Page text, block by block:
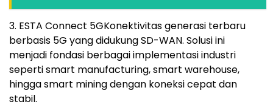
3. ESTA Connect 5GKonektivitas generasi terbaru
berbasis 5G yang didukung SD-WAN. Solusi ini
menjadi fondasi berbagai implementasi industri
seperti smart manufacturing, smart warehouse,
hingga smart mining dengan koneksi cepat dan
stabil.